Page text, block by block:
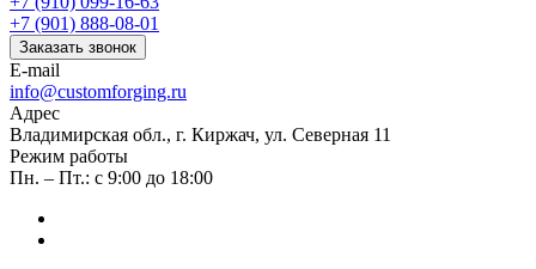
+7 (901) 888-08-01
Заказать звонок
E-mail
info@customforging.ru
Адрес
Владимирская обл., г. Киржач, ул. Северная 11
Режим работы
Пн. – Пт.: с 9:00 до 18:00